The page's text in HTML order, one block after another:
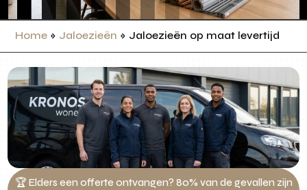
Home » Jaloezieën » Jaloezieën op maat levertijd
🏆 Elders een offerte ontvangen? 80% van de gevallen zijn